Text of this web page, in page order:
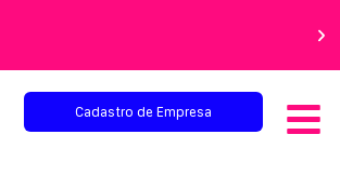
Cadastro de Empresa